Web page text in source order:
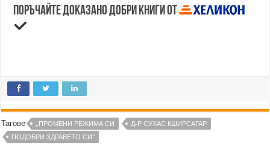
Поръчайте доказано добри книги от
Тагове „ПРОМЕНИ РЕЖИМА СИ
Д-Р СУХАС КШИРСАГАР
ПОДОБРИ ЗДРАВЕТО СИ"